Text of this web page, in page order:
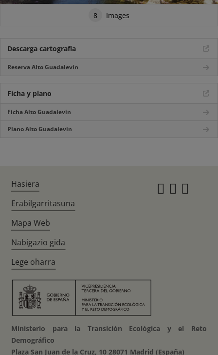
8 Images
Descarga cartografía
Reserva Alto Guadalevín
Ficha y plano
Ficha Alto Guadalevín
Plano Alto Guadalevín
Hasiera
Erabilgarritasuna
Mapa Web
Nabigazio gida
Lege oharra
Ministerio para la Transición Ecológica y el Reto
Demográfico
Plaza San Juan de la Cruz, 10 28071 Madrid (España)